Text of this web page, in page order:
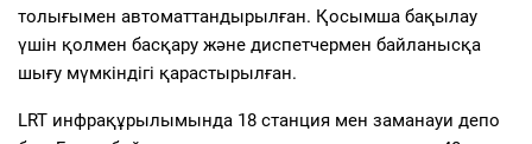
толығымен автоматтандырылған. Қосымша бақылау
үшін қолмен басқару және диспетчермен байланысқа
шығу мүмкіндігі қарастырылған.
LRT инфрақұрылымында 18 станция мен заманауи депо